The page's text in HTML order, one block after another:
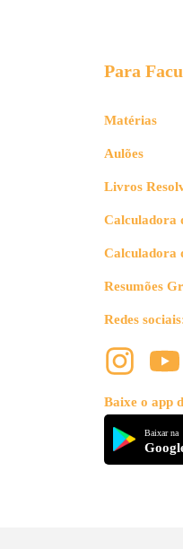
Para
Matérias
Aulões
Livros
Calculadora
Calculadora
Resumões
Redes
Baixe o app
Baixar na